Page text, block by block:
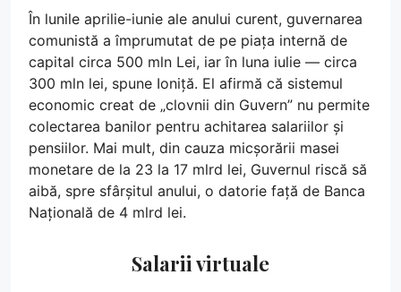
În lunile aprilie-iunie ale anului curent, guvernarea
comunistă a împrumutat de pe piața internă de
capital circa 500 mln Lei, iar în luna iulie — circa
300 mln lei, spune Ioniță. El afirmă că sistemul
economic creat de „clovnii din Guvern” nu permite
colectarea banilor pentru achitarea salariilor și
pensiilor. Mai mult, din cauza micșorării masei
monetare de la 23 la 17 mlrd lei, Guvernul riscă să
aibă, spre sfârșitul anului, o datorie față de Banca
Națională de 4 mlrd lei.
Salarii virtuale